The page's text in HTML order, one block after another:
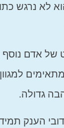
לא נרגש
אדם נוסף
גדולה.
הענק